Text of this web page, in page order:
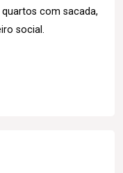
com sacada,
social.